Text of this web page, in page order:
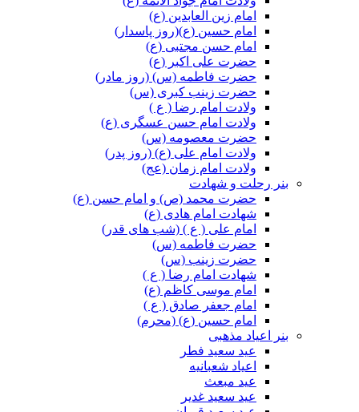
امام زین العابدین (ع)
امام حسین (ع)(روز پاسدار)
امام حسن مجتبی (ع)
حضرت علی اکبر (ع)
حضرت فاطمه (س) (روز مادر)
حضرت زینب کبری (س)
ولادت امام رضا ( ع )
ولادت امام حسن عسگری (ع)
حضرت معصومه (س)
ولادت امام علی (ع) (روز پدر)
ولادت امام زمان (عج)
بنر رحلت و شهادت
حضرت محمد (ص) و امام حسن (ع)
شهادت امام هادی (ع)
امام علی ( ع ) (شب های قدر)
حضرت فاطمه (س)
حضرت زینب (س)
شهادت امام رضا ( ع )
امام موسی کاظم (ع)
امام جعفر صادق ( ع )
امام حسین (ع) (محرم)
بنر اعیاد مذهبی
عید سعید فطر
اعیاد شعبانیه
عید مبعث
عید سعید غدیر